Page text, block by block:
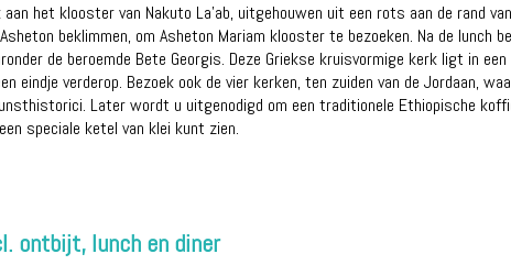
aan het klooster van Nakuto La'ab, uitgehouwen uit een rots aan de rand
beklimmen, om Asheton Mariam klooster te bezoeken. Na de lunch
de beroemde Bete Georgis. Deze Griekse kruisvormige kerk ligt in
eindje verderop. Bezoek ook de vier kerken, ten zuiden van de Jordaan,
Later wordt u uitgenodigd om een traditionele Ethiopische
speciale ketel van klei kunt zien.
ontbijt, lunch en diner